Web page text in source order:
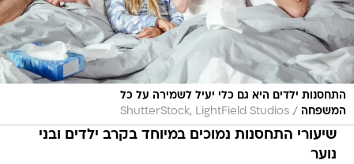
התחסנות ילדים היא גם כלי יעיל לשמירה על כל
המשפחה /
ShutterStock, LightField Studios
שיעורי התחסנות נמוכים במיוחד בקרב ילדים ובני
נוער